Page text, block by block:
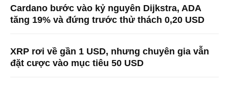
Cardano bước vào kỷ nguyên Dijkstra, ADA
tăng 19% và đứng trước thử thách 0,20 USD
XRP rơi về gần 1 USD, nhưng chuyên gia vẫn
đặt cược vào mục tiêu 50 USD